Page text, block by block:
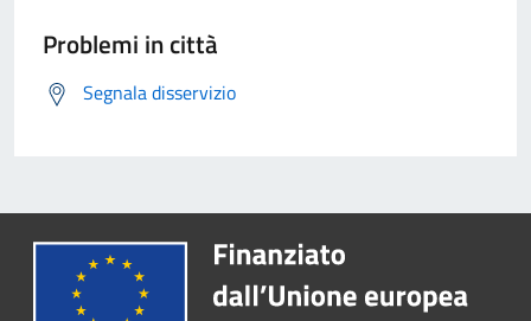
Problemi in città
Segnala disservizio